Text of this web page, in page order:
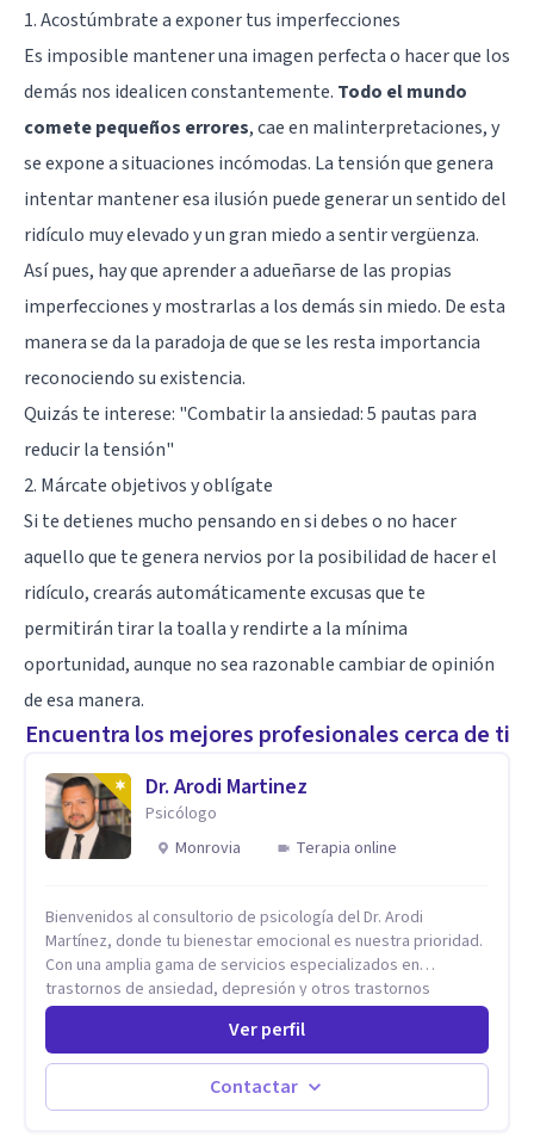
1. Acostúmbrate a exponer tus imperfecciones
Es imposible mantener una imagen perfecta o hacer que los
demás nos idealicen constantemente. Todo el mundo
comete pequeños errores, cae en malinterpretaciones, y
se expone a situaciones incómodas. La tensión que genera
intentar mantener esa ilusión puede generar un sentido del
ridículo muy elevado y un gran miedo a sentir vergüenza.
Así pues, hay que aprender a adueñarse de las propias
imperfecciones y mostrarlas a los demás sin miedo. De esta
manera se da la paradoja de que se les resta importancia
reconociendo su existencia.
Quizás te interese: "Combatir la ansiedad: 5 pautas para
reducir la tensión"
2. Márcate objetivos y oblígate
Si te detienes mucho pensando en si debes o no hacer
aquello que te genera nervios por la posibilidad de hacer el
ridículo, crearás automáticamente excusas que te
permitirán tirar la toalla y rendirte a la mínima
oportunidad, aunque no sea razonable cambiar de opinión
de esa manera.
Encuentra los mejores profesionales cerca de ti
Dr. Arodi Martinez
Psicólogo
Monrovia
Terapia online
Bienvenidos al consultorio de psicología del Dr. Arodi
Martínez, donde tu bienestar emocional es nuestra prioridad.
Con una amplia gama de servicios especializados en
trastornos de ansiedad, depresión y otros trastornos
emocionales, estamos dedicados a ofrecerte el mejor
tratamiento para mejorar tu salud mental. En nuestro
consultorio, ofrecemos una variedad de terapias y
tratamientos diseñados para satisfacer tus necesidades
específicas: Terapia para Trastornos de Ansiedad y
Ver perfil
Contactar